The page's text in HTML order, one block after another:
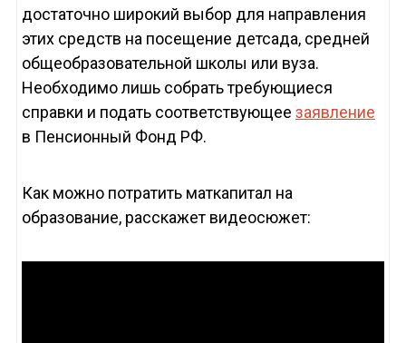
достаточно широкий выбор для направления
этих средств на посещение детсада, средней
общеобразовательной школы или вуза.
Необходимо лишь собрать требующиеся
справки и подать соответствующее заявление
в Пенсионный Фонд РФ.
Как можно потратить маткапитал на
образование, расскажет видеосюжет: